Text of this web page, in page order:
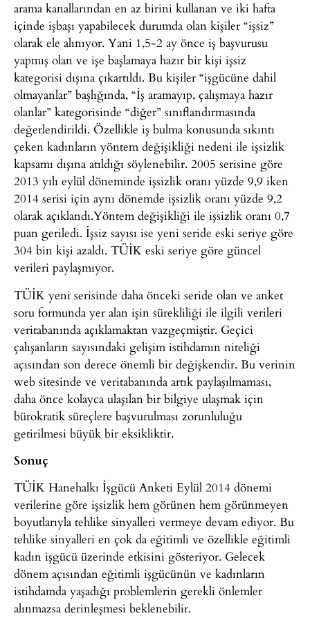
arama kanallarından en az birini kullanan ve iki hafta
içinde işbaşı yapabilecek durumda olan kişiler “işsiz”
olarak ele alınıyor. Yani 1,5-2 ay önce iş başvurusu
yapmış olan ve işe başlamaya hazır bir kişi işsiz
kategorisi dışına çıkartıldı. Bu kişiler “işgücüne dahil
olmayanlar” başlığında, “İş aramayıp, çalışmaya hazır
olanlar” kategorisinde “diğer” sınıflandırmasında
değerlendirildi. Özellikle iş bulma konusunda sıkıntı
çeken kadınların yöntem değişikliği nedeni ile işsizlik
kapsamı dışına atıldığı söylenebilir. 2005 serisine göre
2013 yılı eylül döneminde işsizlik oranı yüzde 9,9 iken
2014 serisi için aynı dönemde işsizlik oranı yüzde 9,2
olarak açıklandı.Yöntem değişikliği ile işsizlik oranı 0,7
puan geriledi. İşsiz sayısı ise yeni seride eski seriye göre
304 bin kişi azaldı. TÜİK eski seriye göre güncel
verileri paylaşmıyor.
TÜİK yeni serisinde daha önceki seride olan ve anket
soru formunda yer alan işin sürekliliği ile ilgili verileri
veritabanında açıklamaktan vazgeçmiştir. Geçici
çalışanların sayısındaki gelişim istihdamın niteliği
açısından son derece önemli bir değişkendir. Bu verinin
web sitesinde ve veritabanında artık paylaşılmaması,
daha önce kolayca ulaşılan bir bilgiye ulaşmak için
bürokratik süreçlere başvurulması zorunluluğu
getirilmesi büyük bir eksikliktir.
Sonuç
TÜİK Hanehalkı İşgücü Anketi Eylül 2014 dönemi
verilerine göre işsizlik hem görünen hem görünmeyen
boyutlarıyla tehlike sinyalleri vermeye devam ediyor. Bu
tehlike sinyalleri en çok da eğitimli ve özellikle eğitimli
kadın işgücü üzerinde etkisini gösteriyor. Gelecek
dönem açısından eğitimli işgücünün ve kadınların
istihdamda yaşadığı problemlerin gerekli önlemler
alınmazsa derinleşmesi beklenebilir.